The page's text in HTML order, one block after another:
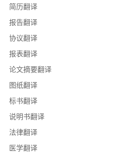
简历翻译
报告翻译
协议翻译
报表翻译
论文摘要翻译
图纸翻译
标书翻译
说明书翻译
法律翻译
医学翻译